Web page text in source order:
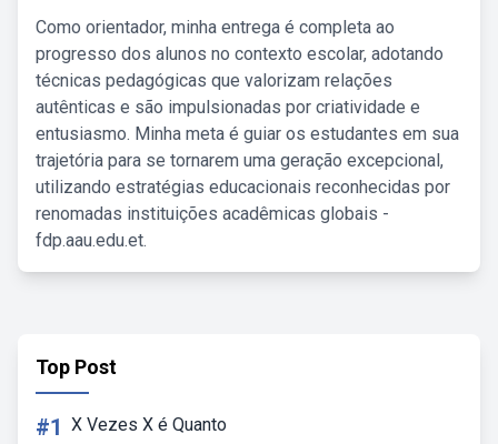
Como orientador, minha entrega é completa ao
progresso dos alunos no contexto escolar, adotando
técnicas pedagógicas que valorizam relações
autênticas e são impulsionadas por criatividade e
entusiasmo. Minha meta é guiar os estudantes em sua
trajetória para se tornarem uma geração excepcional,
utilizando estratégias educacionais reconhecidas por
renomadas instituições acadêmicas globais -
fdp.aau.edu.et.
Top Post
#1 X Vezes X é Quanto